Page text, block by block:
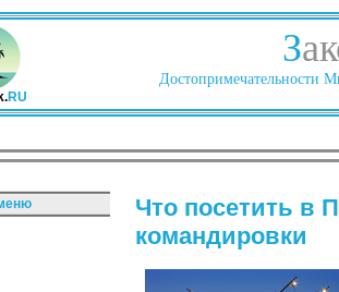
RU
З
Достопримечательности
Что посетить в
командировки